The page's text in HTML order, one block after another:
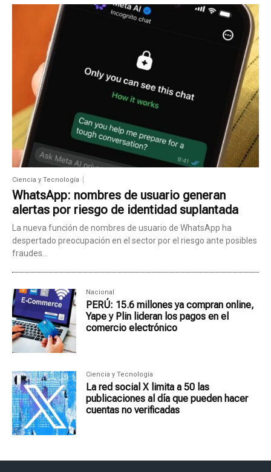
Ciencia y Tecnología
WhatsApp: nombres de usuario generan
alertas por riesgo de identidad suplantada
La nueva función de nombres de usuario de WhatsApp ha
despertado preocupación en el sector por el riesgo ante posibles
fraudes...
Nacional
PERÚ: 15.6 millones ya compran online,
Yape y Plin lideran los pagos en el
comercio electrónico
Ciencia y Tecnología
La red social X limita a 50 las
publicaciones al día que pueden hacer
cuentas no verificadas